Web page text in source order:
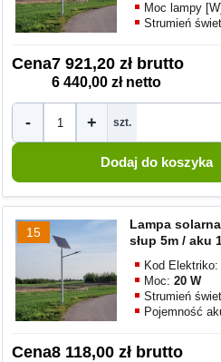
Moc lampy
Strumień
Cena7 921,20 zł brutto
6 440,00 zł netto
- + szt.
15
Lampa
słup 5m / aku
Kod
Moc:20 W
Strumień
Pojemność
Cena8 118,00 zł brutto